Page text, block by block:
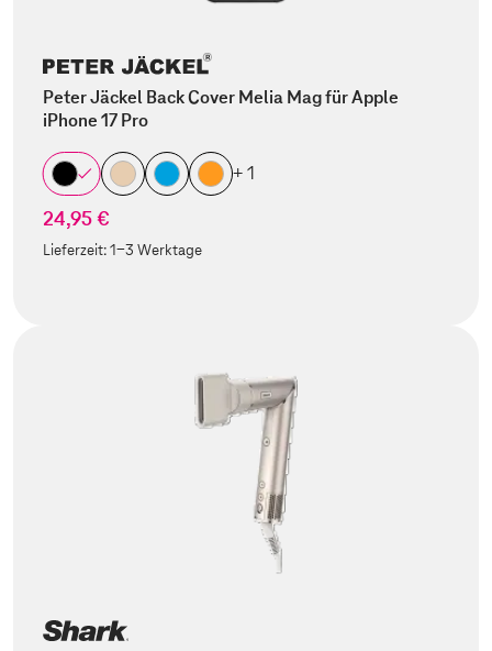
Peter Jäckel Back Cover Melia Mag für Apple
iPhone 17 Pro
+ 1
24,95 €
Lieferzeit:1-3 Werktage